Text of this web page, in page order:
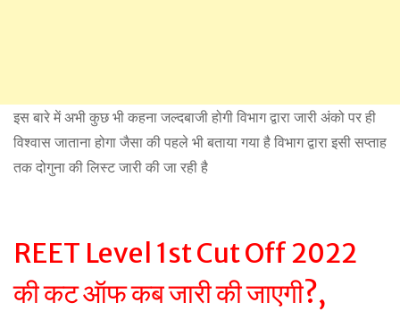
इस बारे में अभी कुछ भी कहना जल्दबाजी होगी विभाग द्वारा जारी अंको पर ही
विश्वास जाताना होगा जैसा की पहले भी बताया गया है विभाग द्वारा इसी सप्ताह
तक दोगुना की लिस्ट जारी की जा रही है
REET Level 1st Cut Off 2022
की कट ऑफ कब जारी की जाएगी?,